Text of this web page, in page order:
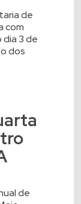
de
com
dia 3 de
dos
de